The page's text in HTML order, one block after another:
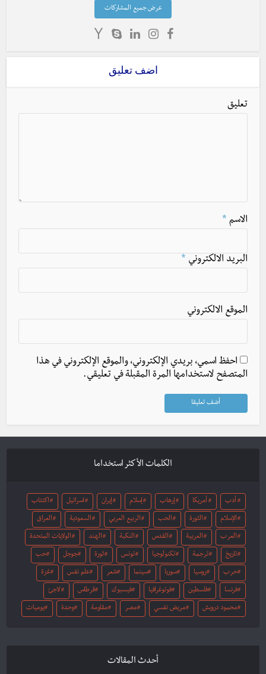
عرض جميع المشاركات
اضف تعليق
تعليق
الاسم *
البريد الالكتروني *
الموقع الالكتروني
احفظ اسمي، بريدي الإلكتروني، والموقع الإلكتروني في هذا
المتصفح لاستخدامها المرة المقبلة في تعليقي.
الكلمات الأكثر استخداما
أدب أمريكا إرهاب إسلام إيران اسرائيل اكتئاب
الإسلام الثورة الحب الربيع العربي السعودية العراق
العرب العربية القدس النكبة الهند الولايات المتحدة
تاريخ ترجمة تكنولوجيا تونس ثورة جوجل حب
حرب روسيا سوريا سينما شعر علم نفس غزة
فرنسا فلسطين فوتوغرافيا فيسبوك قرطاس لاجئ
محمود درويش مريض نفسي مصر مقاومة وحدة يوميات
أحدث المقالات